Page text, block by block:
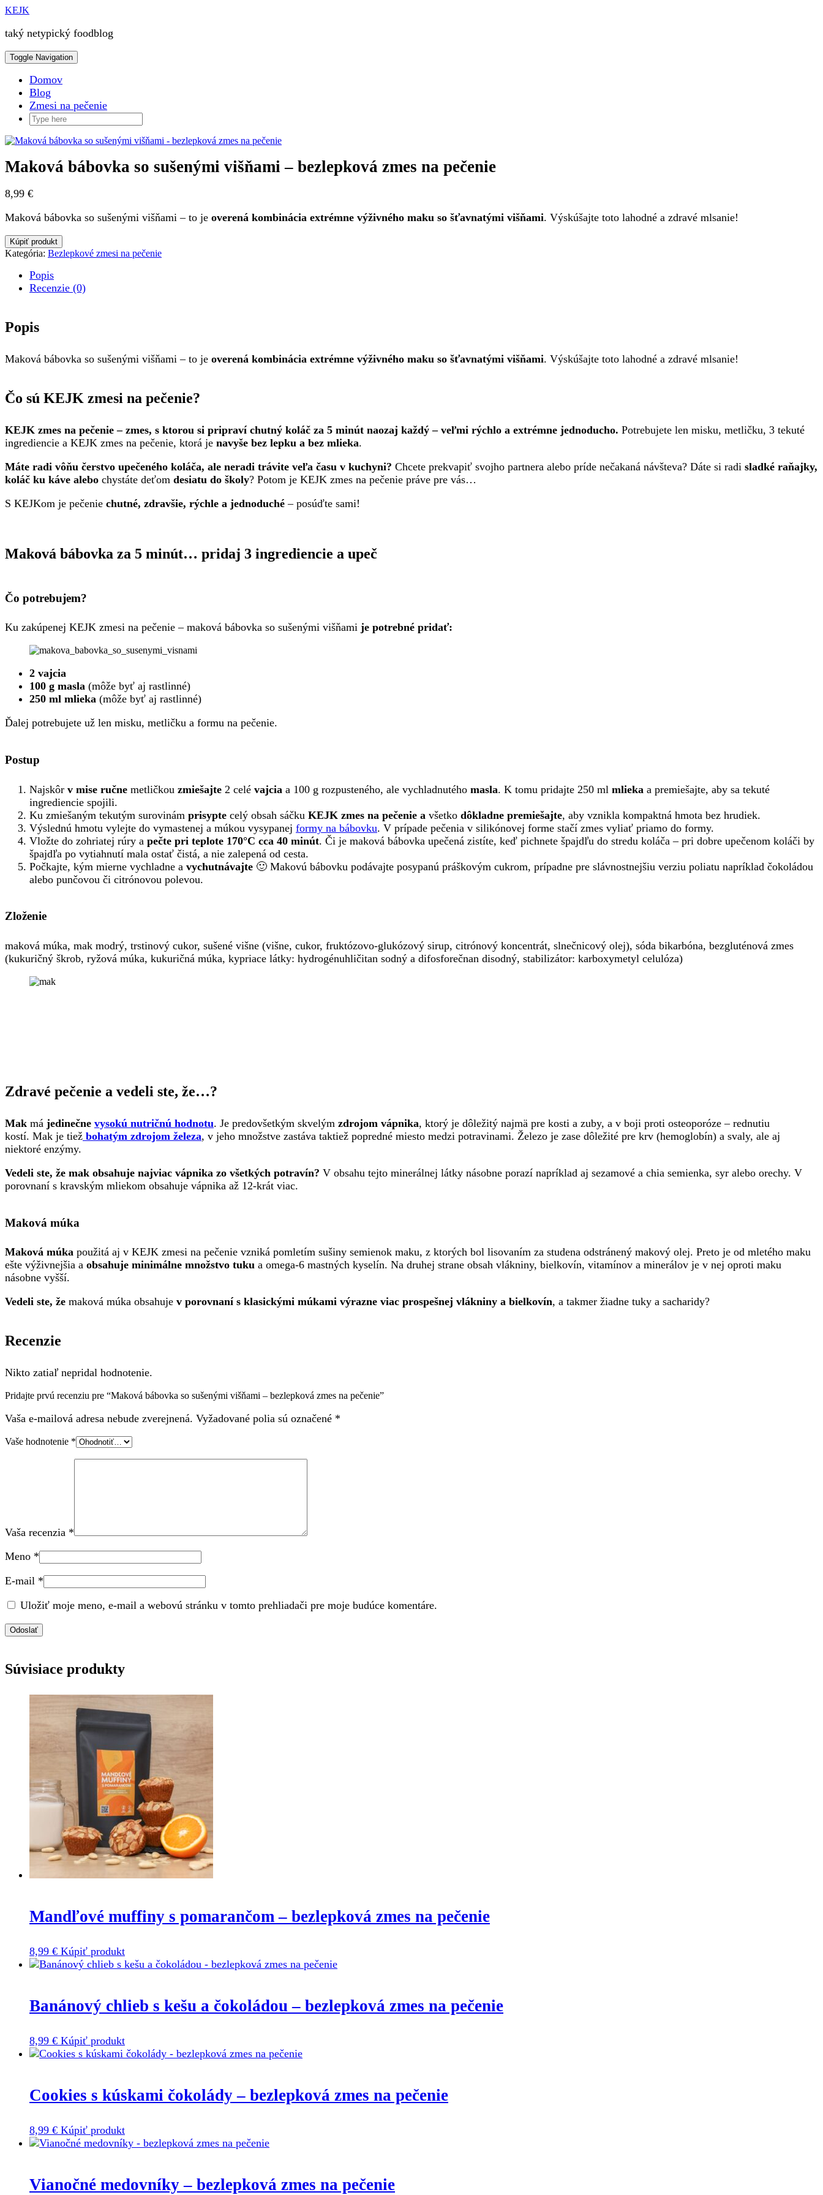
Skip
content
KEJK
taký netypický foodblog
Toggle Navigation
Domov
Blog
Zmesi na pečenie
Maková bábovka so sušenými višňami – bezlepková zmes na pečenie
8,99 €
Maková bábovka so sušenými višňami – to je overená kombinácia extrémne výživného maku so šťavnatými višňami. Výskúšajte toto lahodné a zdravé mlsanie!
Kúpiť produkt
Kategória: Bezlepkové zmesi na pečenie
Popis
Recenzie (0)
Popis
Maková bábovka so sušenými višňami – to je overená kombinácia extrémne výživného maku so šťavnatými višňami. Výskúšajte toto lahodné a zdravé mlsanie!
Čo sú KEJK zmesi na pečenie?
KEJK zmes na pečenie – zmes, s ktorou si pripraví chutný koláč za 5 minút naozaj každý – veľmi rýchlo a extrémne jednoducho. Potrebujete len misku, metličku, 3 tekuté
ingrediencie a KEJK zmes na pečenie, ktorá je navyše bez lepku a bez mlieka.
Máte radi vôňu čerstvo upečeného koláča, ale neradi trávite veľa času v kuchyni? Chcete prekvapiť svojho partnera alebo príde nečakaná návšteva? Dáte si radi sladké raňajky,
koláč ku káve alebo chystáte deťom desiatu do školy? Potom je KEJK zmes na pečenie práve pre vás…
S KEJKom je pečenie chutné, zdravšie, rýchle a jednoduché – posúďte sami!
Maková bábovka za 5 minút… pridaj 3 ingrediencie a upeč
Čo potrebujem?
Ku zakúpenej KEJK zmesi na pečenie – maková bábovka so sušenými višňami je potrebné pridať:
2 vajcia
100 g masla (môže byť aj rastlinné)
250 ml mlieka (môže byť aj rastlinné)
Ďalej potrebujete už len misku, metličku a formu na pečenie.
Postup
Najskôr v mise ručne metličkou zmiešajte 2 celé vajcia a 100 g rozpusteného, ale vychladnutého masla. K tomu pridajte 250 ml mlieka a premiešajte, aby sa tekuté
ingrediencie spojili.
Ku zmiešaným tekutým surovinám prisypte celý obsah sáčku KEJK zmes na pečenie a všetko dôkladne premiešajte, aby vznikla kompaktná hmota bez hrudiek.
Výslednú hmotu vylejte do vymastenej a múkou vysypanej formy na bábovku. V prípade pečenia v silikónovej forme stačí zmes vyliať priamo do formy.
Vložte do zohriatej rúry a pečte pri teplote 170°C cca 40 minút. Či je maková bábovka upečená zistíte, keď pichnete špajdľu do stredu koláča – pri dobre upečenom koláči by
špajdľa po vytiahnutí mala ostať čistá, a nie zalepená od cesta.
Počkajte, kým mierne vychladne a vychutnávajte 🙂 Makovú bábovku podávajte posypanú práškovým cukrom, prípadne pre slávnostnejšiu verziu poliatu napríklad čokoládou
alebo punčovou či citrónovou polevou.
Zloženie
maková múka, mak modrý, trstinový cukor, sušené višne (višne, cukor, fruktózovo-glukózový sirup, citrónový koncentrát, slnečnicový olej), sóda bikarbóna, bezgluténová zmes
(kukuričný škrob, ryžová múka, kukuričná múka, kypriace látky: hydrogénuhličitan sodný a difosforečnan disodný, stabilizátor: karboxymetyl celulóza)
Zdravé pečenie a vedeli ste, že…?
Mak má jedinečne vysokú nutričnú hodnotu. Je predovšetkým skvelým zdrojom vápnika, ktorý je dôležitý najmä pre kosti a zuby, a v boji proti osteoporóze – rednutiu
kostí. Mak je tiež bohatým zdrojom železa, v jeho množstve zastáva taktiež popredné miesto medzi potravinami. Železo je zase dôležité pre krv (hemoglobín) a svaly, ale aj
niektoré enzýmy.
Vedeli ste, že mak obsahuje najviac vápnika zo všetkých potravín? V obsahu tejto minerálnej látky násobne porazí napríklad aj sezamové a chia semienka, syr alebo orechy. V
porovnaní s kravským mliekom obsahuje vápnika až 12-krát viac.
Maková múka
Maková múka použitá aj v KEJK zmesi na pečenie vzniká pomletím sušiny semienok maku, z ktorých bol lisovaním za studena odstránený makový olej. Preto je od mletého maku
ešte výživnejšia a obsahuje minimálne množstvo tuku a omega-6 mastných kyselín. Na druhej strane obsah vlákniny, bielkovín, vitamínov a minerálov je v nej oproti maku
násobne vyšší.
Vedeli ste, že maková múka obsahuje v porovnaní s klasickými múkami výrazne viac prospešnej vlákniny a bielkovín, a takmer žiadne tuky a sacharidy?
Recenzie
Nikto zatiaľ nepridal hodnotenie.
Pridajte prvú recenziu pre “Maková bábovka so sušenými višňami – bezlepková zmes na pečenie”
Vaša e-mailová adresa nebude zverejnená. Vyžadované polia sú označené *
Vaše hodnotenie *
Vaša recenzia *
Meno *
E-mail *
Uložiť moje meno, e-mail a webovú stránku v tomto prehliadači pre moje budúce komentáre.
Súvisiace produkty
Mandľové muffiny s pomarančom – bezlepková zmes na pečenie
8,99 € Kúpiť produkt
Banánový chlieb s kešu a čokoládou – bezlepková zmes na pečenie
8,99 € Kúpiť produkt
Cookies s kúskami čokolády – bezlepková zmes na pečenie
8,99 € Kúpiť produkt
Vianočné medovníky – bezlepková zmes na pečenie